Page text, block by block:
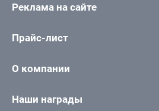
Реклама на сайте
Прайс-лист
О компании
Наши награды